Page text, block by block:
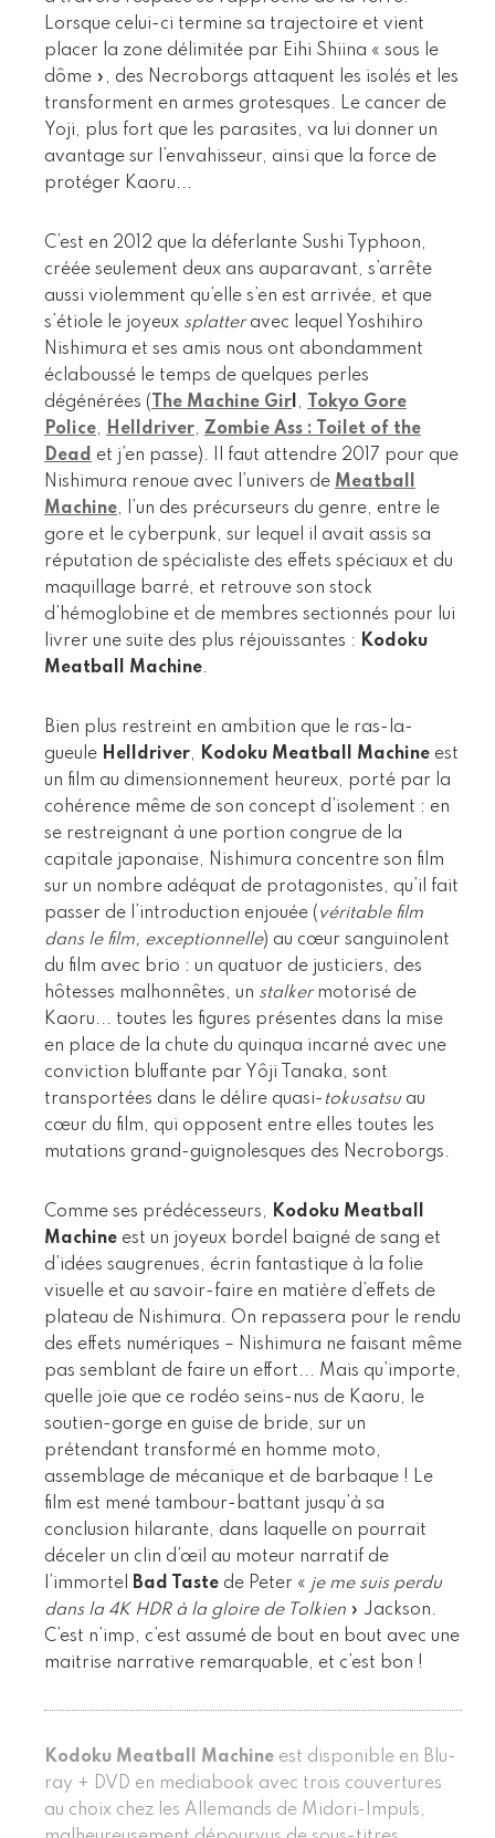
Lorsque celui-ci termine sa trajectoire et vient
placer la zone délimitée par Eihi Shiina « sous le
dôme », des Necroborgs attaquent les isolés et les
transforment en armes grotesques. Le cancer de
Yoji, plus fort que les parasites, va lui donner un
avantage sur l’envahisseur, ainsi que la force de
protéger Kaoru...
C’est en 2012 que la déferlante Sushi Typhoon,
créée seulement deux ans auparavant, s’arrête
aussi violemment qu’elle s’en est arrivée, et que
s’étiole le joyeux splatteravec lequel Yoshihiro
Nishimura et ses amis nous ont abondamment
éclaboussé le temps de quelques perles
dégénérées ( The Machine Girl,
Tokyo Gore
Police, Helldriver, Zombie Ass : Toilet of the
Dead et j’en passe). Il faut attendre 2017 pour que
Nishimura renoue avec l’univers de Meatball
Machine, l’un des précurseurs du genre, entre le
gore et le cyberpunk, sur lequel il avait assis sa
réputation de spécialiste des effets spéciaux et du
maquillage barré, et retrouve son stock
d’hémoglobine et de membres sectionnés pour lui
livrer une suite des plus réjouissantes : Kodoku
Meatball Machine.
Bien plus restreint en ambition que le ras-la-
gueule Helldriver, Kodoku Meatball Machine est
un film au dimensionnement heureux, porté par la
cohérence même de son concept d’isolement : en
se restreignant à une portion congrue de la
capitale japonaise, Nishimura concentre son film
sur un nombre adéquat de protagonistes, qu’il fait
passer de l’introduction enjouée ( véritable film
dans le film, exceptionnelle) au cœur sanguinolent
du film avec brio : un quatuor de justiciers, des
hôtesses malhonnêtes, un stalkermotorisé de
Kaoru... toutes les figures présentes dans la mise
en place de la chute du quinqua incarné avec une
conviction bluffante par Yôji Tanaka, sont
transportées dans le délire quasi- tokusatsu au
cœur du film, qui opposent entre elles toutes les
mutations grand-guignolesques des Necroborgs.
Comme ses prédécesseurs, Kodoku Meatball
Machine est un joyeux bordel baigné de sang et
d’idées saugrenues, écrin fantastique à la folie
visuelle et au savoir-faire en matière d’effets de
plateau de Nishimura. On repassera pour le rendu
des effets numériques – Nishimura ne faisant même
pas semblant de faire un effort... Mais qu’importe,
quelle joie que ce rodéo seins-nus de Kaoru, le
soutien-gorge en guise de bride, sur un
prétendant transformé en homme moto,
assemblage de mécanique et de barbaque ! Le
film est mené tambour-battant jusqu’à sa
conclusion hilarante, dans laquelle on pourrait
déceler un clin d’œil au moteur narratif de
l’immortel Bad Taste de Peter « je me suis perdu
dans la 4K HDR à la gloire de Tolkien » Jackson.
C’est n’imp, c’est assumé de bout en bout avec une
maitrise narrative remarquable, et c’est bon !
Kodoku Meatball Machine est disponible en Blu-
ray + DVD en mediabook avec trois couvertures
au choix chez les Allemands de Midori-Impuls,